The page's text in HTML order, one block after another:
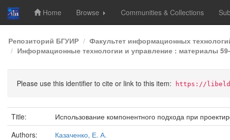
Skip
navigation
Home Browse Communities & Collections
Репозиторий БГУИР Факультет информационных
Информационные технологии и управление : материалы
Please use this identifier to cite or link to this item: https://
Title:
Использование компонентного подхода при
Authors:
Казаченко, Е. А.